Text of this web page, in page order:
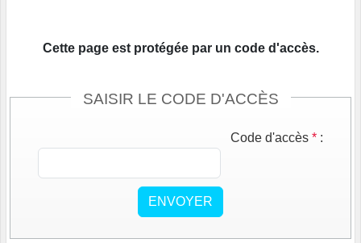
Cette page est protégée par un code d'accès.
SAISIR LE CODE D'ACCÈS
Code d'accès * :
ENVOYER